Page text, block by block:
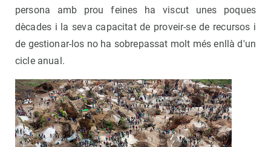
persona amb prou feines ha viscut unes poques
dècades i la seva capacitat de proveir-se de recursos i
de gestionar-los no ha sobrepassat molt més enllà d'un
cicle anual.